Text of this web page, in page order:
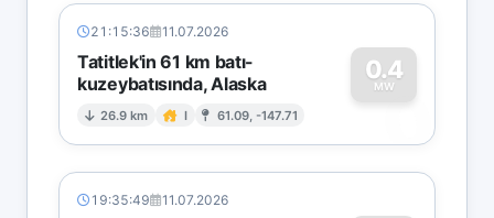
21:15:36 11.07.2026
Tatitlek'in 61 km batı-
kuzeybatısında, Alaska
26.9 km I 61.09, -147.71
0.4
MW
0
19:35:49 11.07.2026